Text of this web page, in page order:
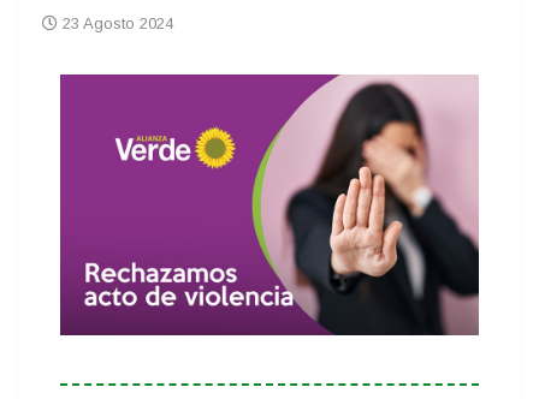
23 Agosto 2024